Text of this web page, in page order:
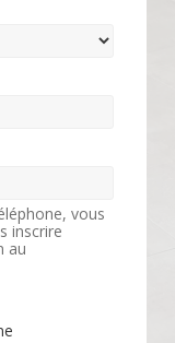
vous
inscrire
au